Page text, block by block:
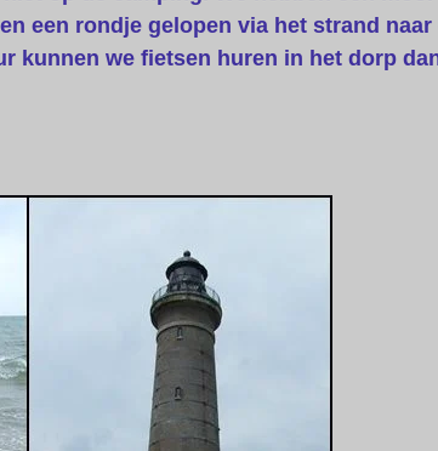
een rondje gelopen via het strand
kunnen we fietsen huren in het dorp